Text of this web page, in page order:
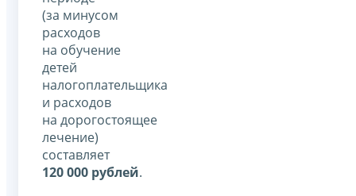
(за минусом
расходов
на обучение
детей
налогоплательщика
и расходов
на дорогостоящее
лечение)
составляет
120 000 рублей.